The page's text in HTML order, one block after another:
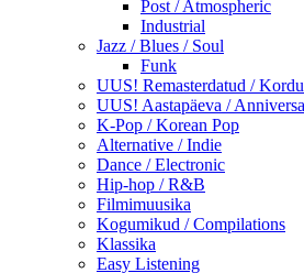
Post / Atmospheric
Industrial
Jazz / Blues / Soul
Funk
UUS! Remasterdatud /
UUS! Aastapäeva /
K-Pop / Korean Pop
Alternative / Indie
Dance / Electronic
Hip-hop / R&B
Filmimuusika
Kogumikud / Compilations
Klassika
Easy Listening